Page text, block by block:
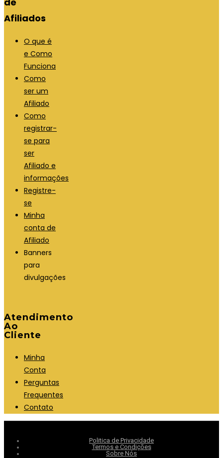
Afiliados
O que é
e Como
Funciona
Como
ser um
Afiliado
Como
registrar-
se para
ser
Afiliado e
informações
Registre-
se
Minha
conta de
Afiliado
Banners
para
divulgações
Atendimento
Ao
Cliente
Minha
Conta
Perguntas
Frequentes
Contato
Politica de Privacidade
Termos e Condições
Sobre Nós